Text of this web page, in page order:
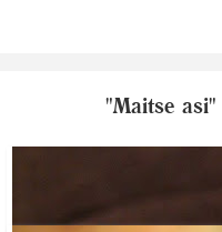
"Maitse asi"